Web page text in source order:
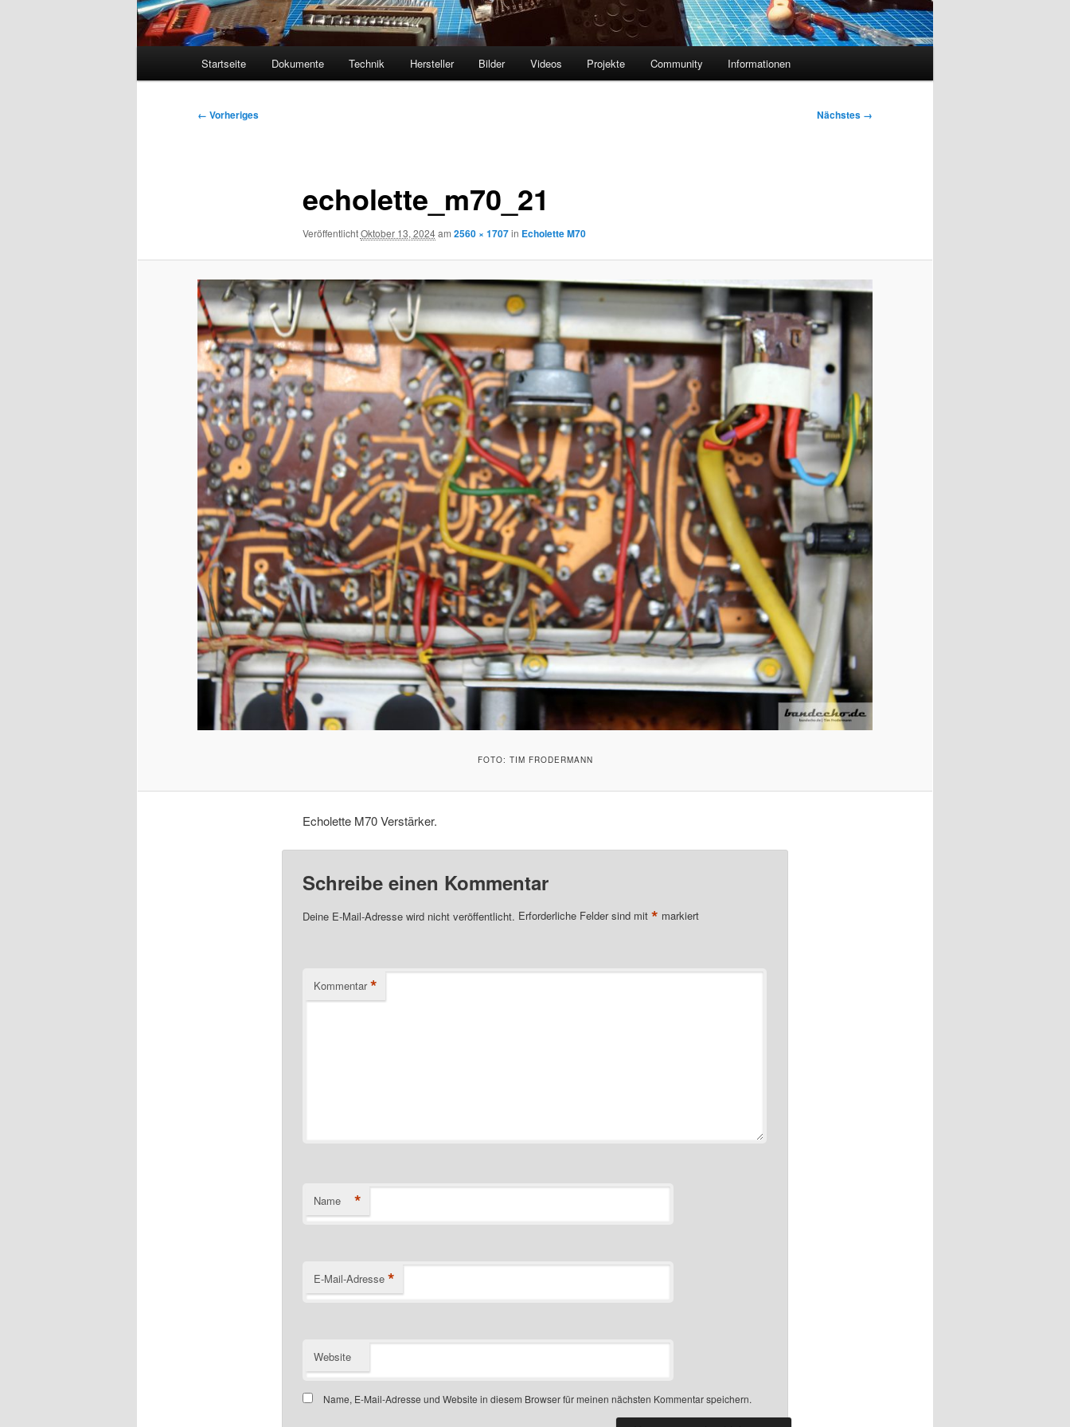
Startseite Dokumente Technik Hersteller Bilder Videos Projekte Community Informationen
Bilder-
← Vorheriges Nächstes →
echolette_m70_21
VeröffentlichtOktober 13, 2024am 2560 × 1707in Echolette M70
FOTO: TIM FRODERMANN
Echolette M70 Verstärker.
Schreibe einen Kommentar
Deine E-Mail-Adresse wird nicht veröffentlicht. Erforderliche Felder sind mit * markiert
Kommentar *
Name *
E-Mail-Adresse *
Website
Name, E-Mail-Adresse und Website in diesem Browser für meinen nächsten Kommentar speichern.